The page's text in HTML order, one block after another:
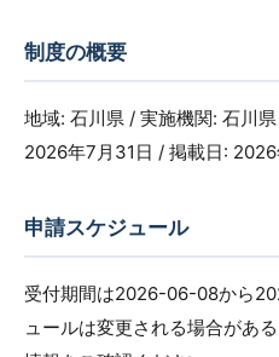
制度の概要
地域: 石川県 / 実施機関: 石川
2026年7月31日 / 掲載日: 2026
申請スケジュール
受付期間は2026-06-08から
ュールは変更される場合があ